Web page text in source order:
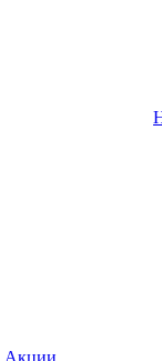
Акции